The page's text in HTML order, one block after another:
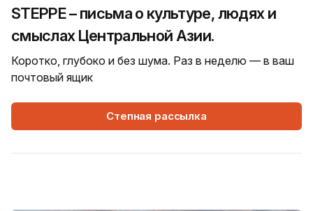
STEPPE – письма о культуре, людях и
смыслах Центральной Азии.
Коротко, глубоко и без шума. Раз в неделю — в ваш
почтовый ящик
Степная рассылка